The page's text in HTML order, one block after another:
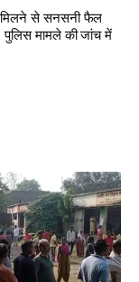
मिलने से सनसनी फैल
पुलिस मामले की जांच में